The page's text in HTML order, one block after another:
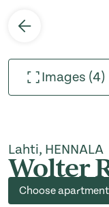
Images (4)
Lahti, HENNALA
Wolter
Choose